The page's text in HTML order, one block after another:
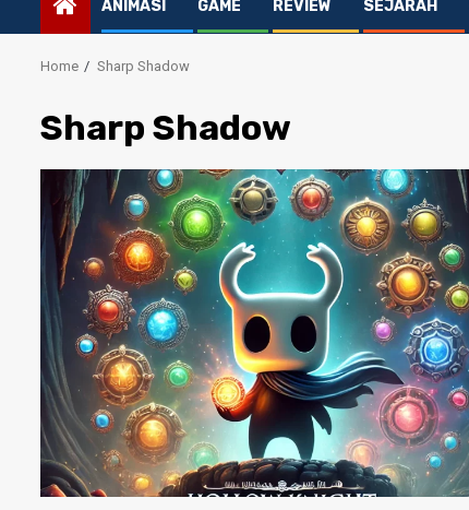
ANIMASI GAME REVIEW SEJARAH
Home Sharp Shadow
Sharp Shadow